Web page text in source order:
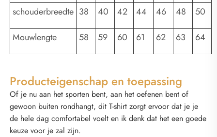
schouderbreedte 38 40 42 44 46 48 50
Mouwlengte 58 59 60 61 62 63 64
Producteigenschap en toepassing
Of je nu aan het sporten bent, aan het oefenen bent of
gewoon buiten rondhangt, dit T-shirt zorgt ervoor dat je je
de hele dag comfortabel voelt en ik denk dat het een goede
keuze voor je zal zijn.